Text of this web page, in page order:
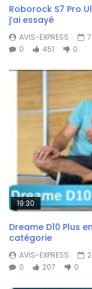
Roborock S7 Pro
j’ai essayé
AVIS-EXPRESS
0
451 0
19:30
Dreame D10 Plus
catégorie
AVIS-EXPRESS
0
207 0